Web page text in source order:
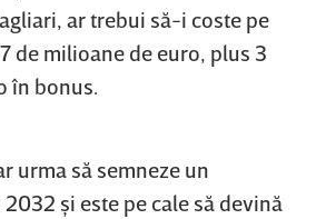
ar trebui să-i coste pe
de milioane de euro, plus 3
în bonus.
urma să semneze un
şi este pe cale să devină